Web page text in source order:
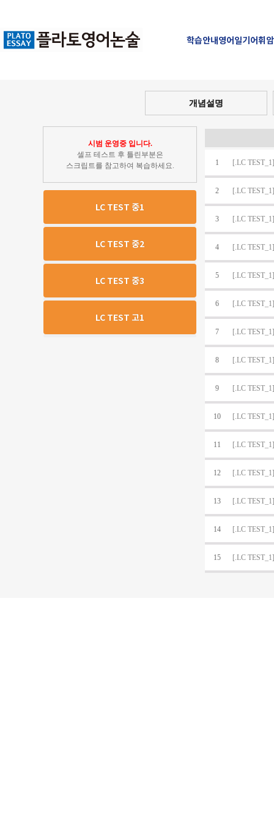
학습안내영어일기어휘
개념설명
시범 운영중 입니다.
셀프 테스트 후 틀린부분은
스크립트를 참고하여 복습하세요.
LC TEST 중1
LC TEST 중2
LC TEST 중3
LC TEST 고1
1 [.LC
2 [.LC
3 [.LC
4 [.LC
5 [.LC
6 [.LC
7 [.LC
8 [.LC
9 [.LC
10 [.LC
11 [.LC
12 [.LC
13 [.LC
14 [.LC
15 [.LC